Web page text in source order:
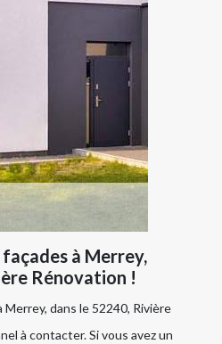
à Merrey,
Rénovation !
dans le 52240, Rivière
à contacter. Si vous avez un